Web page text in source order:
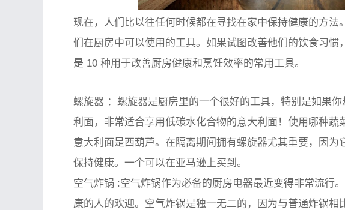
现在，人们比以往任何时候都在寻找在家中保持健康的方法
们在厨房中可以使用的工具。如果试图改善他们的饮食习惯
是 10 种用于改善厨房健康和烹饪效率的常用工具。
螺旋器 ：螺旋器是厨房里的一个很好的工具，特别是如果
利面，非常适合享用低碳水化合物的意大利面！使用哪种蔬
意大利面是西葫芦。在隔离期间拥有螺旋器尤其重要，因为
保持健康。一个可以在亚马逊上买到。
空气炸锅 :空气炸锅作为必备的厨房电器最近变得非常流行
康的人的欢迎。空气炸锅是独一无二的，因为与普通炸锅相